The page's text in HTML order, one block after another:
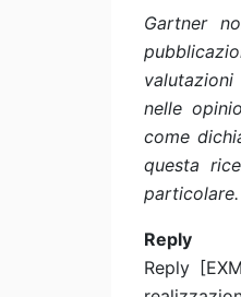
Gartner
nelle
come
questa
particolare.
Reply
Reply